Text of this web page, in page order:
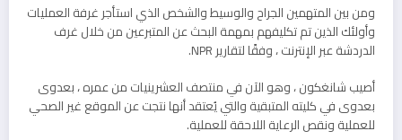
ومن بين المتهمين الجراح والوسيط والشخص الذي استأجر غرفة العمليات
وأولئك الذين تم تكليفهم بمهمة البحث عن المتبرعين من خلال غرف
الدردشة عبر الإنترنت ، وفقًا لتقارير NPR.
أصيب شانغكون ، وهو الآن في منتصف العشرينيات من عمره ، بعدوى
بعدوى في كليته المتبقية والتي يُعتقد أنها نتجت عن الموقع غير الصحي
للعملية ونقص الرعاية اللاحقة للعملية.